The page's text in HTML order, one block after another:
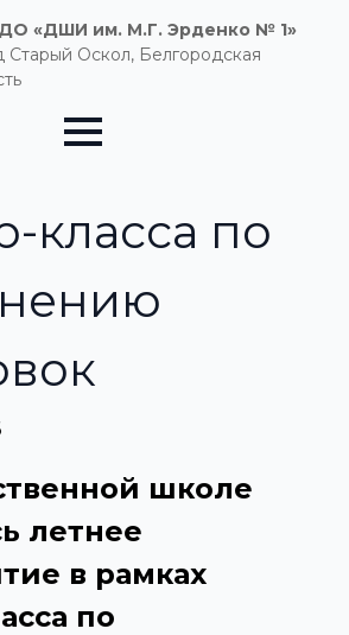
«ДШИ им. М.Г. Эрденко № 1»
Старый Оскол, Белгородская
класса по
школе
летнее
в рамках
по